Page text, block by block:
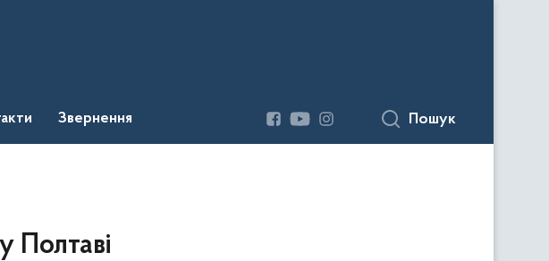
Звернення Пошук
Полтаві